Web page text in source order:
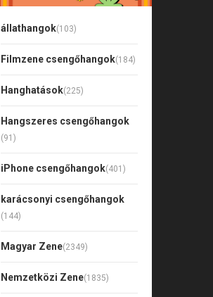
állathangok(103)
Filmzene csengőhangok(184)
Hanghatások(225)
Hangszeres csengőhangok
(91)
iPhone csengőhangok(401)
karácsonyi csengőhangok
(144)
Magyar Zene(2349)
Nemzetközi Zene(1835)